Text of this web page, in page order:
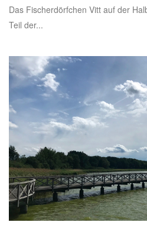
Das Fischerdörfchen Vitt auf der
Teil der...